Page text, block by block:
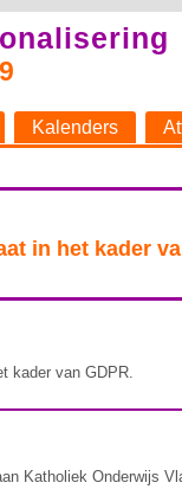
Kalenders
in het kader
kader van GDPR.
Katholiek Onderwijs